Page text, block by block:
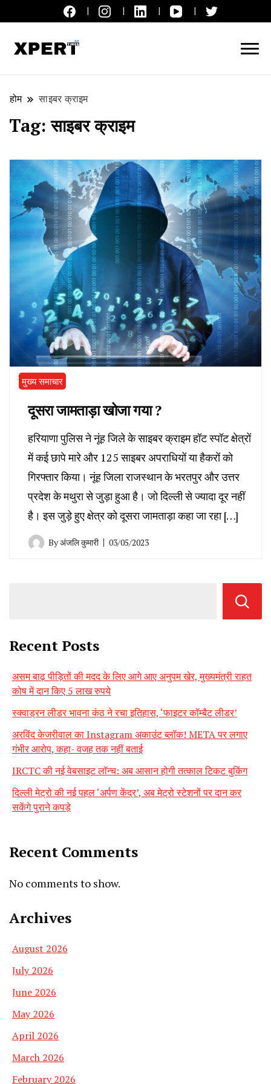
होम साइबर क्राइम
Tag:साइबर क्राइम
मुख्य समाचार
दूसरा जामताड़ा खोजा गया ?
हरियाणा पुलिस ने नूंह जिले के साइबर क्राइम हॉट स्पॉट क्षेत्रों
में कई छापे मारे और 125 साइबर अपराधियों या हैकरों को
गिरफ्तार किया। नूंह जिला राजस्थान के भरतपुर और उत्तर
प्रदेश के मथुरा से जुड़ा हुआ है। जो दिल्ली से ज्यादा दूर नहीं
है। इस जुड़े हुए क्षेत्र को दूसरा जामताड़ा कहा जा रहा […]
Byअंजलि कुमारी 03/05/2023
Recent Posts
असम बाढ़ पीड़ितों की मदद के लिए आगे आए अनुपम खेर, मुख्यमंत्री राहत
कोष में दान किए 5 लाख रुपये
स्क्वाड्रन लीडर भावना कंठ ने रचा इतिहास, ‘फाइटर कॉम्बैट लीडर’
अरविंद केजरीवाल का Instagram अकाउंट ब्लॉक! META पर लगाए
गंभीर आरोप, कहा- वजह तक नहीं बताई
IRCTC की नई वेबसाइट लॉन्च: अब आसान होगी तत्काल टिकट बुकिंग
दिल्ली मेट्रो की नई पहल ‘अर्पण केंद्र’, अब मेट्रो स्टेशनों पर दान कर
सकेंगे पुराने कपड़े
Recent Comments
No comments to show.
Archives
August 2026
July 2026
June 2026
May 2026
April 2026
March 2026
February 2026